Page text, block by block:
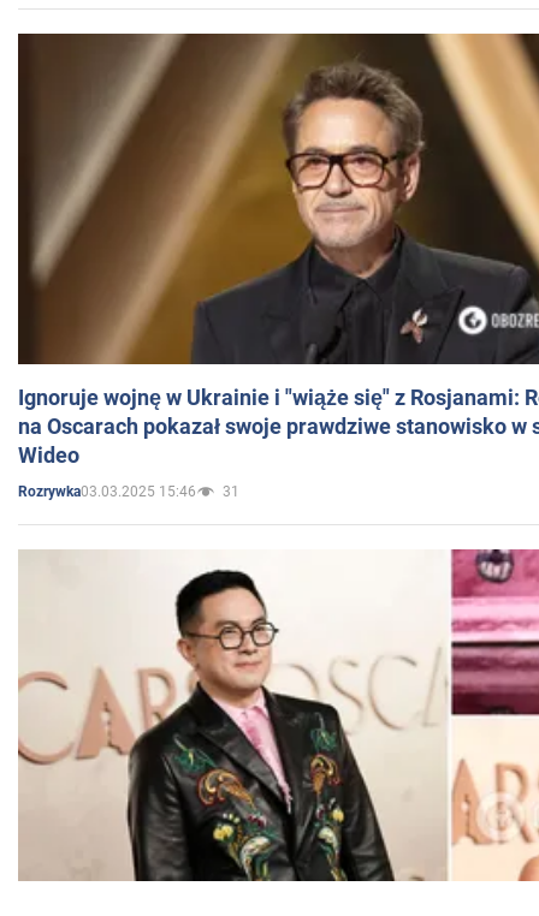
Ignoruje wojnę w Ukrainie i "wiąże się" z Rosjanami:
na Oscarach pokazał swoje prawdziwe stanowisko w
Wideo
Rozrywka03.03.2025 15:46 31